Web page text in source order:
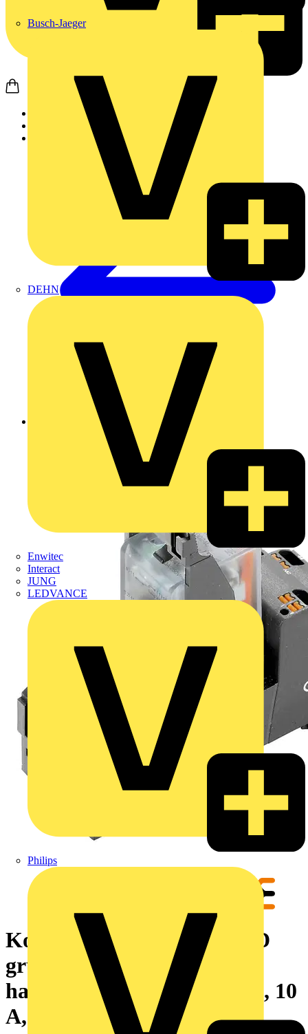
Busch-Jaeger
DEHN
Enwitec
Interact
JUNG
LEDVANCE
Philips
Zurück zu Produkte
Koppelrelais, 24 V DC, LED
grün, 2 Wechsler (AgNi
hauchvergoldet) , 250 V AC, 10
A, PUSH IN